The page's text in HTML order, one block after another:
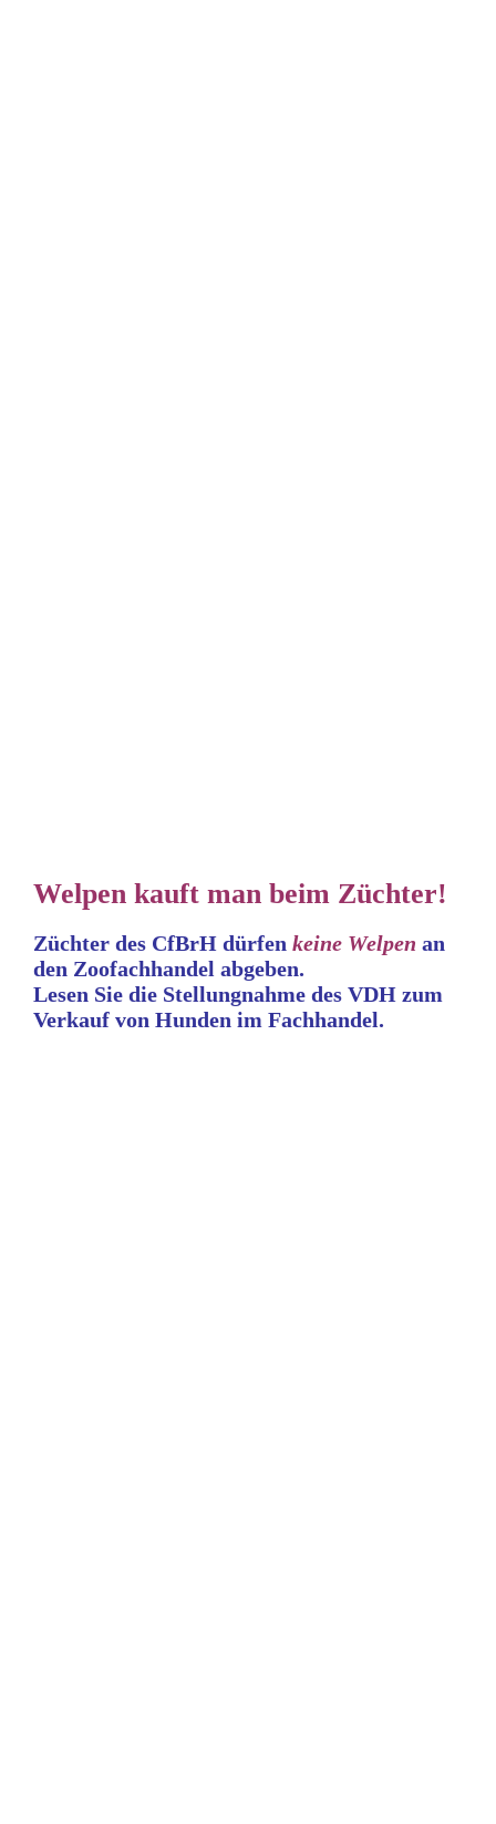
Welpen kauft man beim Züchter!
Züchter des CfBrH dürfen keine Welpen an
den Zoofachhandel abgeben.
Lesen Sie die Stellungnahme des VDH zum
Verkauf von Hunden im Fachhandel.